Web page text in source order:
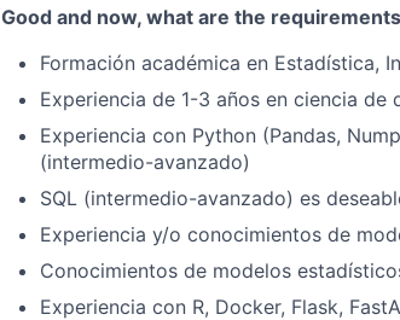
Good and now, what are the
Formación académica en Estadística,
Experiencia de 1-3 años en ciencia de
Experiencia con Python (Pandas,
(intermedio-avanzado)
SQL (intermedio-avanzado) es
Experiencia y/o conocimientos de
Conocimientos de modelos
Experiencia con R, Docker, Flask,